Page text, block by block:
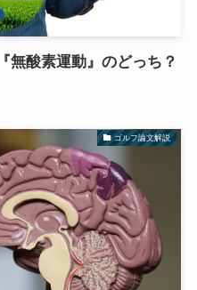
無酸素運動』のどっち？
ゴルフ論文解説